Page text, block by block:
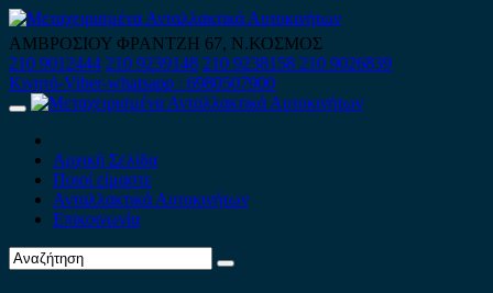
Skip
to
content
ΑΜΒΡΟΣΙΟΥ ΦΡΑΝΤΖΗ 67, Ν.ΚΟΣΜΟΣ
210 9012444 210 9239148 210 9238158 210 9026839
Κινητό-Viber-whatsapp : 6980507900
Primary
Αρχική Σελίδα
Ποιοί είμαστε
Ανταλλακτικά Αυτοκινήτων
Επικοινωνία